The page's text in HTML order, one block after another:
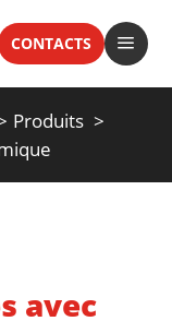
CONTACTS a
Produits
avec